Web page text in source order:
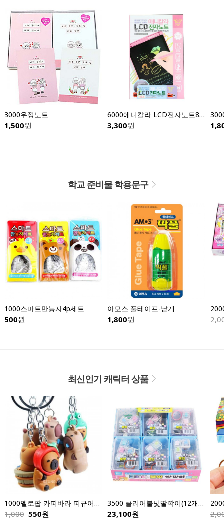
3000우정노트
1,500원
6000애니칼라 LCD전자노트8.5인치-낱개
3,300원
학교 준비물 학용문구
1000스마트만능자4p세트
500원
아모스 풀테이프-낱개
1,800원
최신인기 캐릭터 상품
1000멜로팝 카피바라 피규어키링-낱개
1,000 550원
3500 클리어불빛딸깍이(12개입)
23,100원